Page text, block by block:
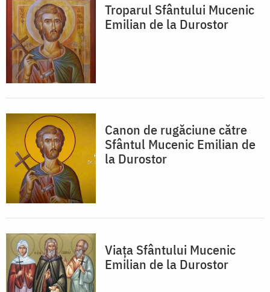
Troparul Sfântului Mucenic
Emilian de la Durostor
Canon de rugăciune către
Sfântul Mucenic Emilian de
la Durostor
Viața Sfântului Mucenic
Emilian de la Durostor